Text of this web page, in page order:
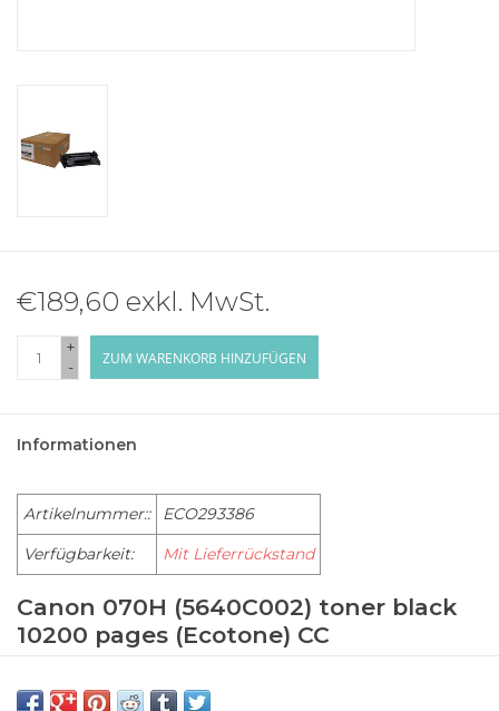
€189,60 exkl. MwSt.
+
-
ZUM WARENKORB HINZUFÜGEN
Informationen
Artikelnummer::
ECO293386
Verfügbarkeit:
Mit Lieferrückstand
Canon 070H (5640C002) toner black
10200 pages (Ecotone) CC
CANON i-SENSYS LBP246dw